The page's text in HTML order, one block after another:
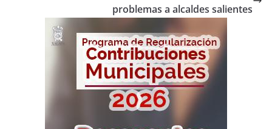
problemas a alcaldes salientes